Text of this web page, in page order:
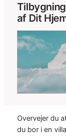
af Dit
Overvejer du
du bor i en